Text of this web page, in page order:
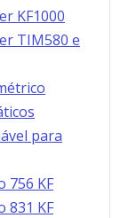
KF1000
TIM580 e
para
756 KF
831 KF